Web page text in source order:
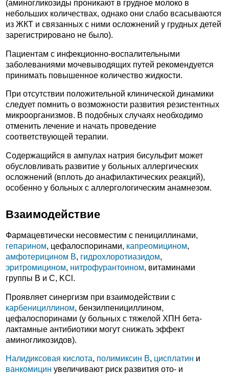
(аминогликозиды проникают в грудное молоко в
небольших количествах, однако они слабо всасываются
из ЖКТ и связанных с ними осложнений у грудных детей
зарегистрировано не было).
Пациентам с инфекционно-воспалительными
заболеваниями мочевыводящих путей рекомендуется
принимать повышенное количество жидкости.
При отсутствии положительной клинической динамики
следует помнить о возможности развития резистентных
микроорганизмов. В подобных случаях необходимо
отменить лечение и начать проведение
соответствующей терапии.
Содержащийся в ампулах натрия бисульфит может
обусловливать развитие у больных аллергических
осложнений (вплоть до анафилактических реакций),
особенно у больных с аллергологическим анамнезом.
Взаимодействие
Фармацевтически несовместим с пенициллинами,
гепарином, цефалоспоринами, капреомицином,
амфотерицином В, гидрохлоротиазидом,
эритромицином, нитрофурантоином, витаминами
группы В и С, KCl.
Проявляет синергизм при взаимодействии с
карбенициллином, бензилпенициллином,
цефалоспоринами (у больных с тяжелой ХПН бета-
лактамные антибиотики могут снижать эффект
аминогликозидов).
Налидиксовая кислота, полимиксин В, цисплатин и
ванкомицин увеличивают риск развития ото- и